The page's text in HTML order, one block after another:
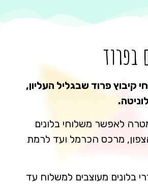
בפרוד
קיבוץ פרוד שבגליל העליון,
לאפשר משלוחי בלונים
מרכס הכרמל ועד לרמת
בלונים מעוצבים למשלוח עד